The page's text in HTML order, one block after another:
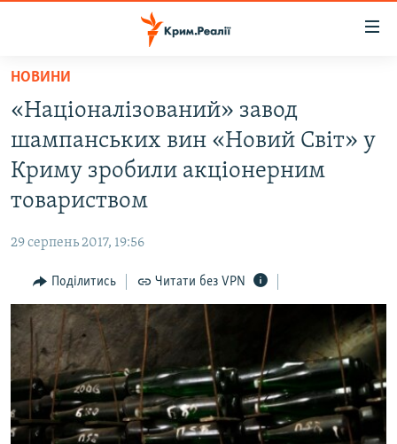
Перейти
основного
матеріалу
Перейти
до
основної
Перейти
пошуку
ВОДА.КРИМ
ВІДЕО ТА ФОТО
ПОГЛЯД
ІНТЕРВ'Ю
ВСЕ ЗА ДЕНЬ
СПЕЦПРОЕКТИ
ДЕПОРТАЦІЯ
ВІДЕОУРОКИ «ELIFBE»
ЯК ОБІЙТИ БЛОКУВАННЯ
Русский
НОВИНИ
«Націоналізований» завод
шампанських вин «Новий Світ» у
Криму зробили акціонерним
товариством
29 серпень 2017, 19:56
Поділитись Читати без VPN